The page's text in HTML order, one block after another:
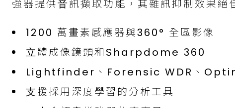
強器提供⾳訊擷取功能，其雜訊抑制效果絕
1200 萬畫素感應器與360° 全區影像
⽴體成像鏡頭和Sharpdome 360
Lightfinder、Forensic WDR、
⽀援採⽤深度學習的分析⼯具